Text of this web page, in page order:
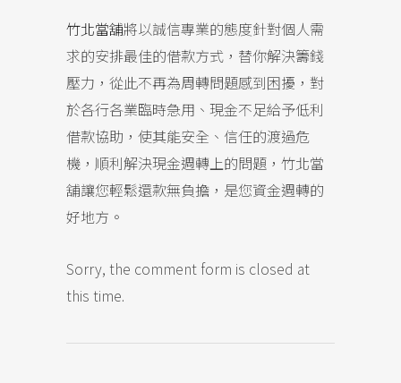
竹北當舖將以誠信專業的態度針對個人需
求的安排最佳的借款方式，替你解決籌錢
壓力，從此不再為周轉問題感到困擾，對
於各行各業臨時急用、現金不足給予低利
借款協助，使其能安全、信任的渡過危
機，順利解決現金週轉上的問題，竹北當
舖讓您輕鬆還款無負擔，是您資金週轉的
好地方。
Sorry, the comment form is closed at
this time.